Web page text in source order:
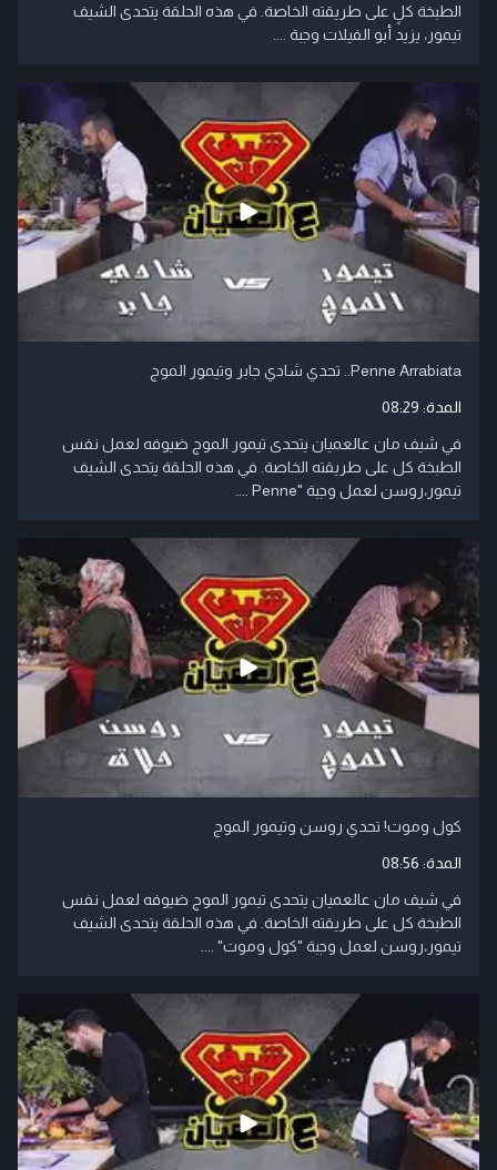
الطبخة كلٍ على طريقته الخاصة. في هذه الحلقة يتحدى الشيف
تيمور، يزيد أبو الفيلات وجبة ....
Penne Arrabiata.. تحدي شادي جابر وتيمور الموج
المدة: 08:29
في شيف مان عالعميان يتحدى تيمور الموج ضيوفه لعمل نفس
الطبخة كل على طريقته الخاصة. في هذه الحلقة يتحدى الشيف
تيمور،روسن لعمل وجبة "Penne ....
كول وموت! تحدي روسن وتيمور الموج
المدة: 08:56
في شيف مان عالعميان يتحدى تيمور الموج ضيوفه لعمل نفس
الطبخة كل على طريقته الخاصة. في هذه الحلقة يتحدى الشيف
تيمور،روسن لعمل وجبة "كول وموت" ....